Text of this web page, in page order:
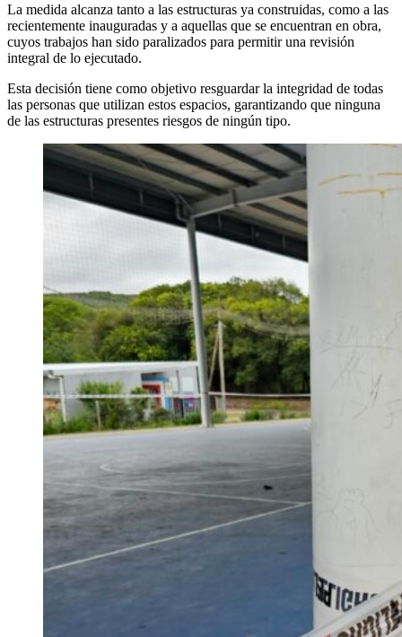
La medida alcanza tanto a las estructuras ya construidas, como a las
recientemente inauguradas y a aquellas que se encuentran en obra,
cuyos trabajos han sido paralizados para permitir una revisión
integral de lo ejecutado.
Esta decisión tiene como objetivo resguardar la integridad de todas
las personas que utilizan estos espacios, garantizando que ninguna
de las estructuras presentes riesgos de ningún tipo.